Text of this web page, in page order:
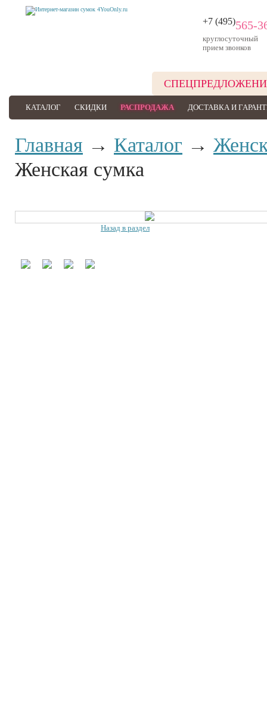
+7 (495)565-
круглосуточный
прием звонков
КАТАЛОГ СКИДКИ РАСПРОДАЖА ДОСТАВКА И
Главная → Каталог →
Женская сумка
Назад в раздел